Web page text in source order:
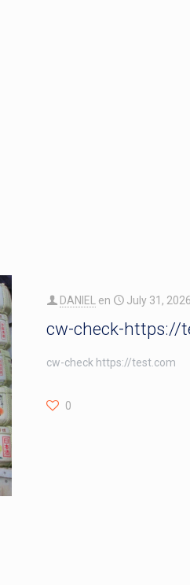
DANIEL en July 31, 2026
cw-check-https://
cw-check https://test.com
0